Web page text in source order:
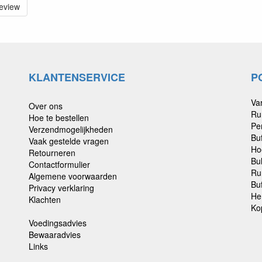
KLANTENSERVICE
Over ons
Hoe te bestellen
Verzendmogelijkheden
Vaak gestelde vragen
Retourneren
Contactformulier
Algemene voorwaarden
Privacy verklaring
Klachten
Voedingsadvies
Bewaaradvies
Links